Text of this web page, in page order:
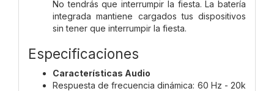
No tendrás que interrumpir la fiesta. La batería
integrada mantiene cargados tus dispositivos
sin tener que interrumpir la fiesta.
Especificaciones
Características Audio
Respuesta de frecuencia dinámica: 60 Hz - 20k